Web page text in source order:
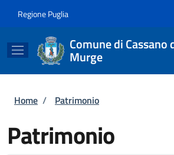
Regione Puglia
Comune di Cassano
Murge
Briciole di pane
Home / Patrimonio
Patrimonio